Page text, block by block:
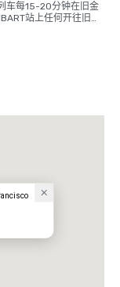
车每15-20分钟在旧金
站上任何开往旧金
场和新蒙哥马利街的拐